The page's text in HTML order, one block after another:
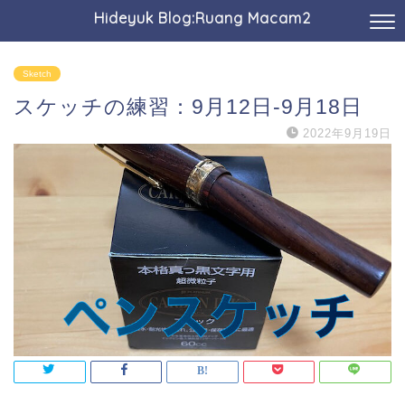
Hideyuk Blog:Ruang Macam2
Sketch
スケッチの練習：9月12日-9月18日
2022年9月19日